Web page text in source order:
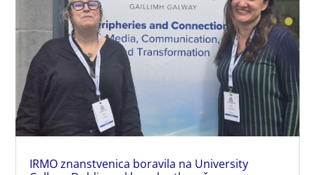
IRMO znanstvenica boravila na University